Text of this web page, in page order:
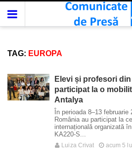
TAG: EUROPA
Elevi și profesori
participat la o
Antalya
În perioada 8–13
România au participat la
internațională organizată
KA220-S...
Luiza Crivat acum 5